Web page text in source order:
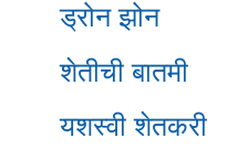
ड्रोन झोन
शेतीची बातमी
यशस्वी शेतकरी